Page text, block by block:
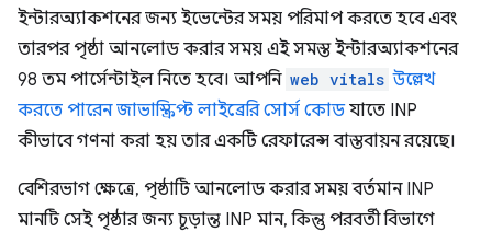
ইন্টারঅ্যাকশনের জন্য ইভেন্টের সময় পরিমাপ করতে হবে এবং
তারপর পৃষ্ঠা আনলোড করার সময় এই সমস্ত ইন্টারঅ্যাকশনের
98 তম পার্সেন্টাইল নিতে হবে। আপনি web vitals উল্লেখ
করতে পারেন জাভাস্ক্রিপ্ট লাইব্রেরি সোর্স কোডযাতে INP
কীভাবে গণনা করা হয় তার একটি রেফারেন্স বাস্তবায়ন রয়েছে।
বেশিরভাগ ক্ষেত্রে, পৃষ্ঠাটি আনলোড করার সময় বর্তমান INP
মানটি সেই পৃষ্ঠার জন্য চূড়ান্ত INP মান, কিন্তু পরবর্তী বিভাগে